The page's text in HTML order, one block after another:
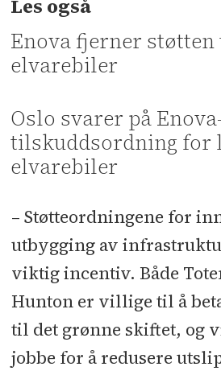
Les også
Enova fjerner
elvarebiler
Oslo svarer på
tilskuddsordning for
elvarebiler
– Støtteordningene for
utbygging av
viktig incentiv. Både
Hunton er villige til å
til det grønne skiftet, og
jobbe for å redusere